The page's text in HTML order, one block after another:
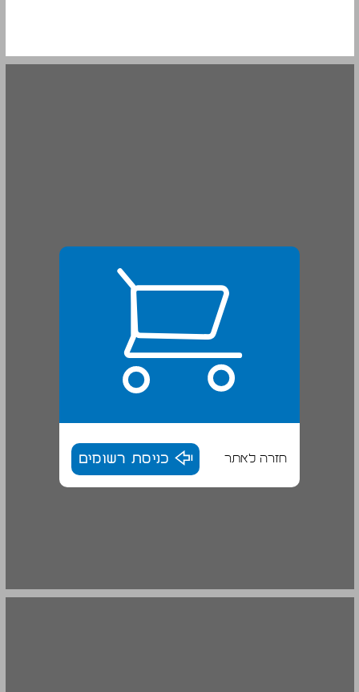
חזרה לאתר כניסת רשומים
1. מבוא: מבט היסטורי על יציבותן של מדינות ערב ... 16